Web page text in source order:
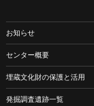
お知らせ
センター概要
埋蔵文化財の保護と活用
発掘調査遺跡一覧